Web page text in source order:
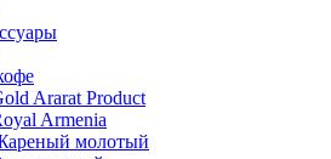
Ararat Product
Armenia
молотый